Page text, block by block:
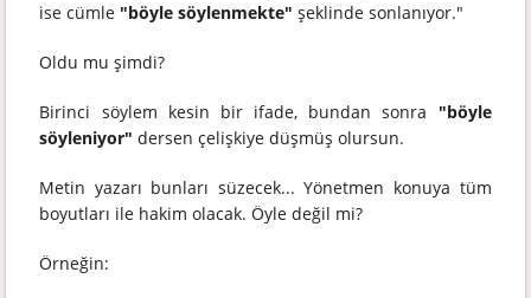
ise cümle "böyle söylenmekte"şeklinde sonlanıyor."
Oldu mu şimdi?
Birinci söylem kesin bir ifade, bundan sonra "böyle
söyleniyor" dersen çelişkiye düşmüş olursun.
Metin yazarı bunları süzecek... Yönetmen konuya tüm
boyutları ile hakim olacak. Öyle değil mi?
Örneğin: